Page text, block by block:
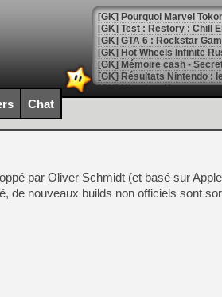
[GK] Pourquoi Marvel
[GK] Test : Restory : Chill
[GK] GTA 6 : Rockstar
[GK] Hot Wheels Infinite
[GK] Mémoire cash -
[GK] Résultats Nintendo :
[GK] Déjà des
[Mo5] Brickboy cherche à
[GK] Minecraft et ses «
[GK] Beast of
[GK] Ubisoft : fin de partie
[GK] Mémoire cash -
[GK] Dan Houser (GTA)
[GK] Comment EA Sports
[GK] Crimson Moon : un
[GK] Isle of Reveries : le
[GK] Moonlighter 2 : The
[GK] Capcom relance
Chat
par Oliver Schmidt (et basé sur
de nouveaux builds non officiels sont